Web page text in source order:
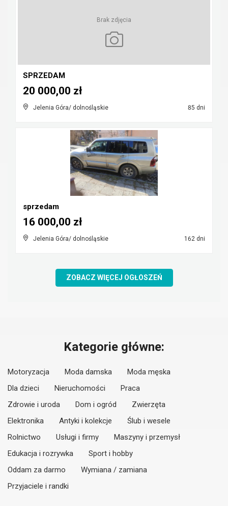
Brak zdjęcia
SPRZEDAM
Jelenia Góra/ dolnośląskie 85 dni
20 000,00 zł
sprzedam
Jelenia Góra/ dolnośląskie 162 dni
16 000,00 zł
ZOBACZ WIĘCEJ OGŁOSZEŃ
Kategorie główne:
Motoryzacja Moda damska
Moda męska
Dla dzieci
Nieruchomości
Praca
Zdrowie i uroda
Dom i ogród
Zwierzęta
Elektronika
Antyki i kolekcje
Ślub i wesele
Rolnictwo
Usługi i firmy
Maszyny i przemysł
Edukacja i rozrywka
Sport i hobby
Oddam za darmo
Wymiana / zamiana
Przyjaciele i randki